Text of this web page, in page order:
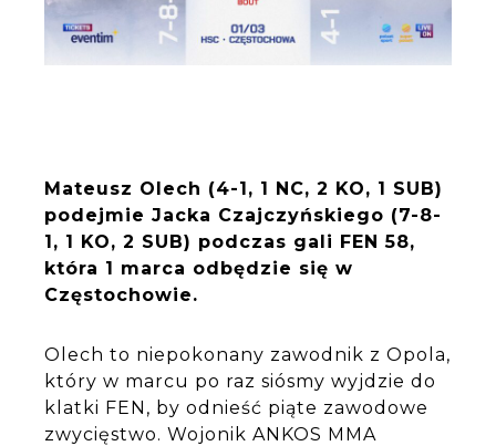
Mateusz Olech (4-1, 1 NC, 2 KO, 1 SUB)
podejmie Jacka Czajczyńskiego (7-8-
1, 1 KO, 2 SUB) podczas gali FEN 58,
która 1 marca odbędzie się w
Częstochowie.
Olech to niepokonany zawodnik z Opola,
który w marcu po raz siósmy wyjdzie do
klatki FEN, by odnieść piąte zawodowe
zwycięstwo. Wojonik ANKOS MMA